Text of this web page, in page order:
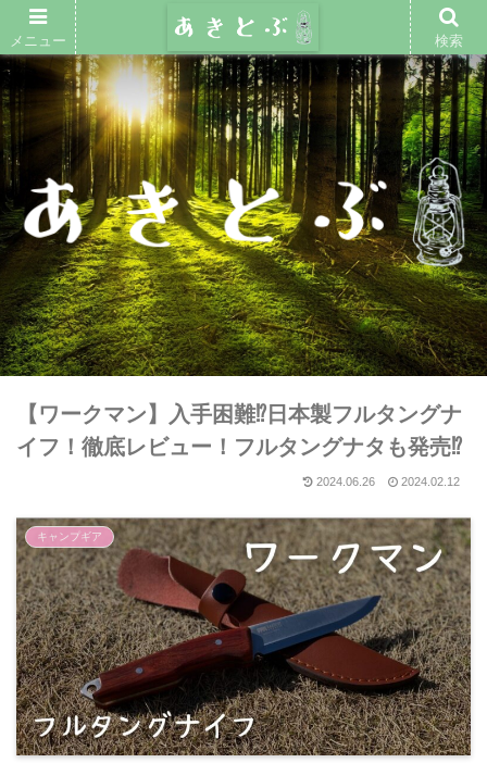
【ワークマン】入手困難⁉︎日本製フルタングナ
イフ！徹底レビュー！フルタングナタも発売⁉︎
2024.06.26 2024.02.12
キャンプギア
メニュー 検索